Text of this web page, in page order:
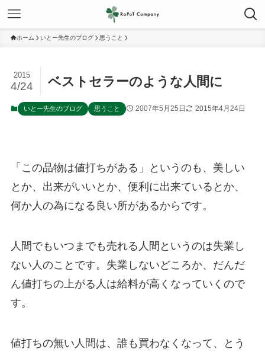
ホーム いとー先生のブログ 思うこと
ベストセラーのような人間に
2015
4/24
いとー先生のブログ 思うこと 2007年5月25日 2015年4月24日
「この品物は値打ちがある」というのも、美しい
とか、出来がいいとか、便利に出来ているとか、
何か人の為になる良い所があるからです。
人間でもいつまでも売れる人間というのは失業し
ない人のことです。失業しないどころか、だんだ
ん値打ちの上がる人は給料が高くなっていくので
す。
値打ちの無い人間は、誰も買わなくなって、とう